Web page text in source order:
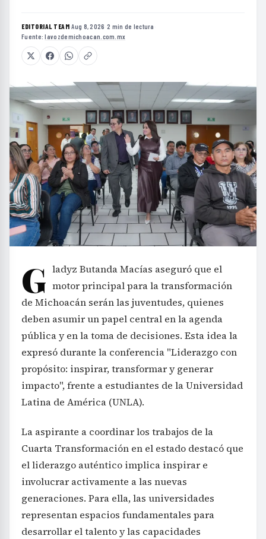
EDITORIAL TEAM·Aug 8, 2026 ·2 min de lectura ·
Fuente:lavozdemichoacan.com.mx
G ladyz Butanda Macías aseguró que el
motor principal para la transformación
de Michoacán serán las juventudes, quienes
deben asumir un papel central en la agenda
pública y en la toma de decisiones. Esta idea la
expresó durante la conferencia "Liderazgo con
propósito: inspirar, transformar y generar
impacto", frente a estudiantes de la Universidad
Latina de América (UNLA).
La aspirante a coordinar los trabajos de la
Cuarta Transformación en el estado destacó que
el liderazgo auténtico implica inspirar e
involucrar activamente a las nuevas
generaciones. Para ella, las universidades
representan espacios fundamentales para
desarrollar el talento y las capacidades